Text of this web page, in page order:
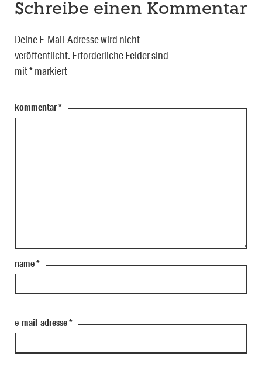
Schreibe einen Kommentar
Deine E-Mail-Adresse wird nicht
veröffentlicht. Erforderliche Felder sind
mit*markiert
kommentar*
name*
e-mail-adresse*